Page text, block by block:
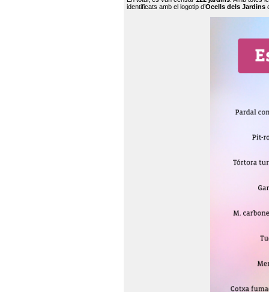
identificats amb el logotip d’Ocells dels Jardins